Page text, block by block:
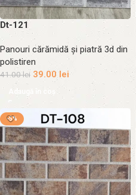
Dt-121
Panouri cărămidă și piatră 3d din
polistiren
41.00lei 39.00 lei
Adaugă în coș
-5%